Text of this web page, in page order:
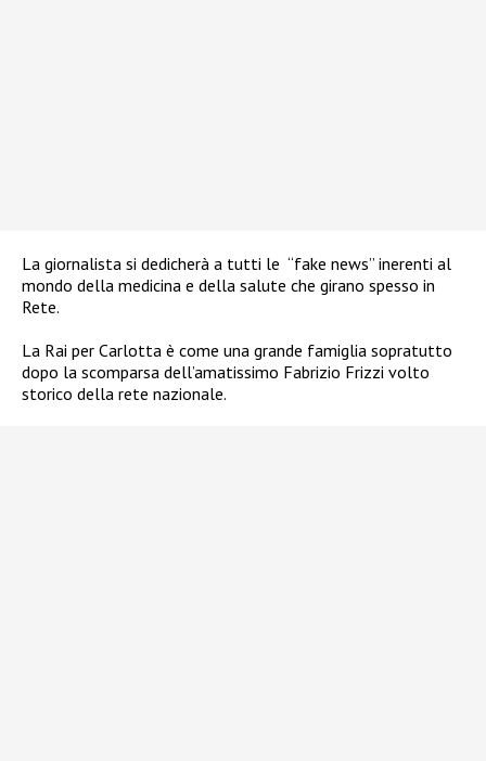
La giornalista si dedicherà a tutti le “fake news” inerenti al
mondo della medicina e della salute che girano spesso in
Rete.
La Rai per Carlotta è come una grande famiglia sopratutto
dopo la scomparsa dell’amatissimo Fabrizio Frizzi volto
storico della rete nazionale.